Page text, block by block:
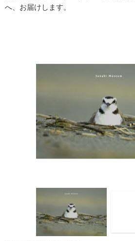
へ、お届けします。